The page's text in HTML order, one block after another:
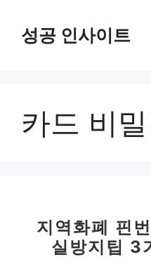
성공 인사이트
카드 비
지역화폐 핀
실방지팁 3